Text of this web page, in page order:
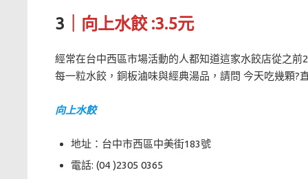
3 ｜向上水餃 :3.5元
經常在台中西區市場活動的人都知道這家水餃店從之
每一粒水餃，銅板滷味與經典湯品，請問 今天吃幾顆?
向上水餃
地址：台中市西區中美街183號
電話: (04 )2305 0365